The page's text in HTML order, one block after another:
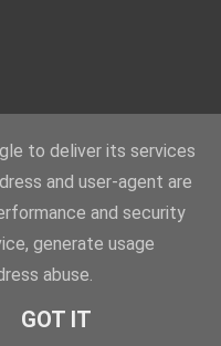
door Blogger
to deliver its services
and user-agent are
and security
generate usage
abuse.
GOT IT